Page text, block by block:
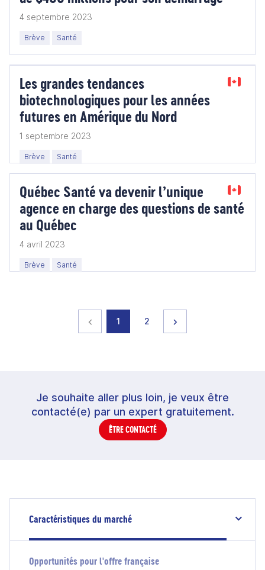
4 septembre 2023
Brève Santé
Les grandes tendances
biotechnologiques pour les années
futures en Amérique du Nord
1 septembre 2023
Brève Santé
Québec Santé va devenir l’unique
agence en charge des questions de santé
au Québec
4 avril 2023
Brève Santé
Page précédente
page
1 page
2
Je souhaite aller plus loin, je veux être
contacté(e) par un expert gratuitement.
ÊTRE CONTACTÉ
Caractéristiques du marché
Opportunités pour l'offre française